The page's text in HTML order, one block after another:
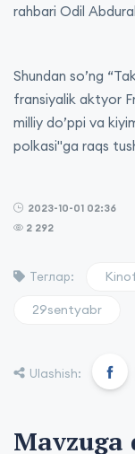
rahbari Odil
Shundan so’ng
fransiyalik aktyor
milliy do’ppi va
polkasi"ga raqs
2023-10-01 02:36
2 292
Теглар:
29sentyabr
Ulashish:
Mavzuga